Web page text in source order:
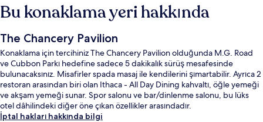
Bu konaklama yeri hakkında
The Chancery Pavilion
Konaklama için tercihiniz The Chancery Pavilion olduğunda M.G. Road
ve Cubbon Parkı hedefine sadece 5 dakikalık sürüş mesafesinde
bulunacaksınız. Misafirler spada masaj ile kendilerini şımartabilir. Ayrıca 2
restoran arasından biri olan Ithaca - All Day Dining kahvaltı, öğle yemeği
ve akşam yemeği sunar. Spor salonu ve bar/dinlenme salonu, bu lüks
otel dâhilindeki diğer öne çıkan özellikler arasındadır.
İptal hakları hakkında bilgi